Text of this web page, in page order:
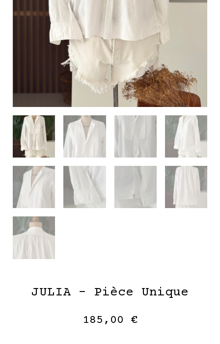
JULIA – Pièce Unique
185,00 €